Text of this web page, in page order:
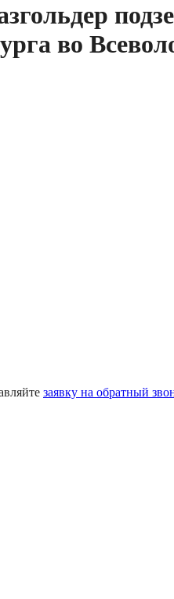
во
заявку на обратный